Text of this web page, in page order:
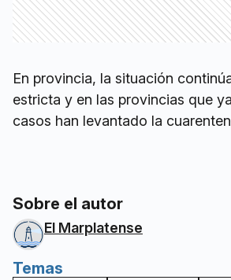
En provincia, la situación
estricta y en las provincias que
casos han levantado la
Sobre el autor
El Marplatense
Temas